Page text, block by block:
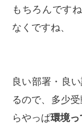
もちろんです
なくですね、
良い部署・良
るので、多少
らやっぱ環境っ